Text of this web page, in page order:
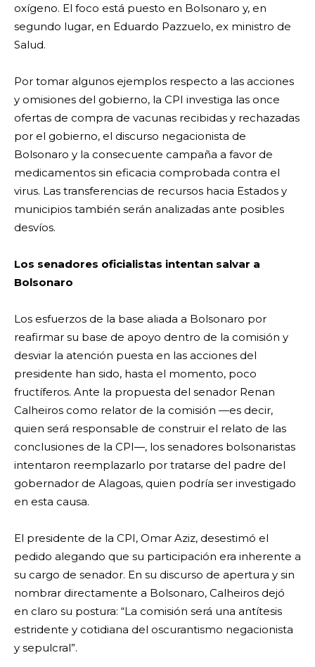
oxígeno. El foco está puesto en Bolsonaro y, en
segundo lugar, en Eduardo Pazzuelo, ex ministro de
Salud.
Por tomar algunos ejemplos respecto a las acciones
y omisiones del gobierno, la CPI investiga las once
ofertas de compra de vacunas recibidas y rechazadas
por el gobierno, el discurso negacionista de
Bolsonaro y la consecuente campaña a favor de
medicamentos sin eficacia comprobada contra el
virus. Las transferencias de recursos hacia Estados y
municipios también serán analizadas ante posibles
desvíos.
Los senadores oficialistas intentan salvar a
Bolsonaro
Los esfuerzos de la base aliada a Bolsonaro por
reafirmar su base de apoyo dentro de la comisión y
desviar la atención puesta en las acciones del
presidente han sido, hasta el momento, poco
fructíferos. Ante la propuesta del senador Renan
Calheiros como relator de la comisión —es decir,
quien será responsable de construir el relato de las
conclusiones de la CPI—, los senadores bolsonaristas
intentaron reemplazarlo por tratarse del padre del
gobernador de Alagoas, quien podría ser investigado
en esta causa.
El presidente de la CPI, Omar Aziz, desestimó el
pedido alegando que su participación era inherente a
su cargo de senador. En su discurso de apertura y sin
nombrar directamente a Bolsonaro, Calheiros dejó
en claro su postura: “La comisión será una antítesis
estridente y cotidiana del oscurantismo negacionista
y sepulcral”.